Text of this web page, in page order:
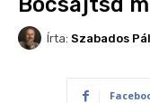
Írta: Szabados Pál